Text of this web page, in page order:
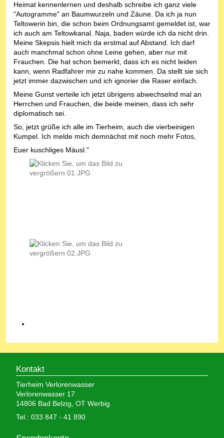
Heimat kennenlernen und deshalb schreibe ich ganz viele
"Autogramme" an Baumwurzeln und Zäune. Da ich ja nun
Teltowerin bin, die schon beim Ordnungsamt gemeldet ist, war
ich auch am Teltowkanal. Naja, baden würde ich da nicht drin.
Meine Skepsis hielt mich da erstmal auf Abstand. Ich darf
auch manchmal schon ohne Leine gehen, aber nur mit
Frauchen. Die hat schon bemerkt, dass ich es nicht leiden
kann, wenn Radfahrer mir zu nahe kommen. Da stellt sie sich
jetzt immer dazwischen und ich ignorier die Raser einfach.
Meine Gunst verteile ich jetzt übrigens abwechselnd mal an
Herrchen und Frauchen, die beide meinen, dass ich sehr
diplomatisch sei.
So, jetzt grüße ich alle im Tierheim, auch die vierbeinigen
Kumpel. Ich melde mich demnächst mit noch mehr Fotos,
Euer kuschliges Mäusl."
Kontakt
Tierheim Verlorenwasser
Verlorenwasser 17
14806 Bad Belzig, OT Werbig
Tel.: 033 847 - 41 890